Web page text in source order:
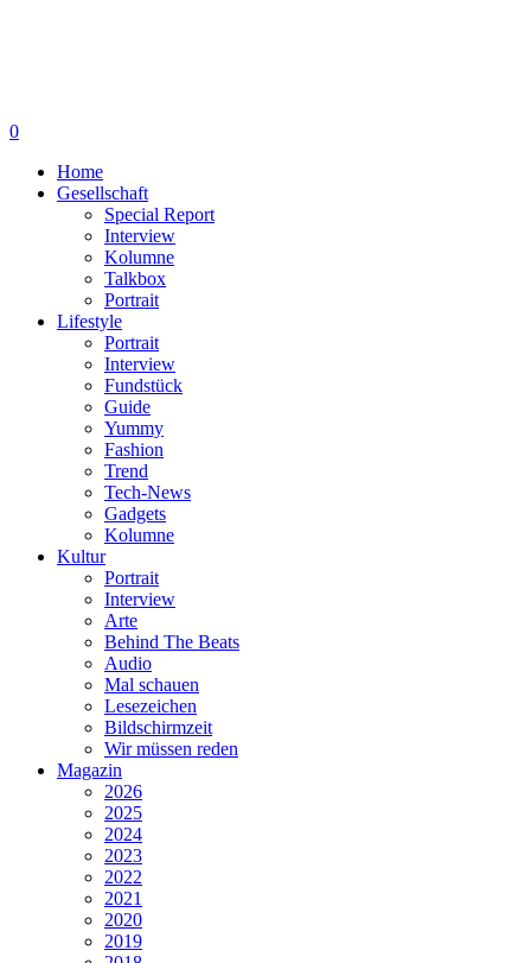
0
Home
Gesellschaft
Special Report
Interview
Kolumne
Talkbox
Portrait
Lifestyle
Portrait
Interview
Fundstück
Guide
Yummy
Fashion
Trend
Tech-News
Gadgets
Kolumne
Kultur
Portrait
Interview
Arte
Behind The Beats
Audio
Mal schauen
Lesezeichen
Bildschirmzeit
Wir müssen reden
Magazin
2026
2025
2024
2023
2022
2021
2020
2019